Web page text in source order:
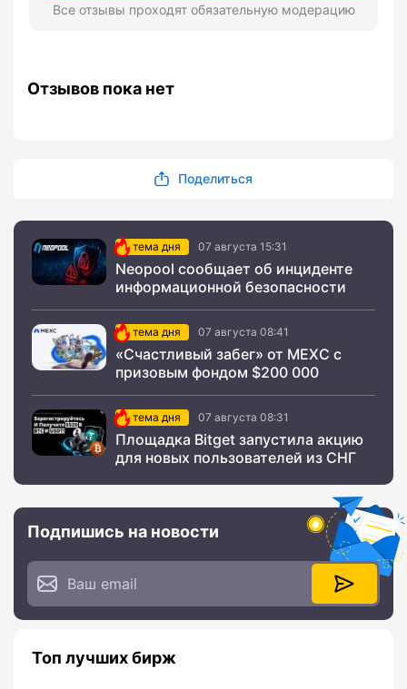
Все отзывы проходят обязательную модерацию
Отзывов пока нет
Поделиться
тема дня 07 августа 15:31
Neopool сообщает об инциденте
информационной безопасности
тема дня 07 августа 08:41
«Счастливый забег» от MEXC с
призовым фондом $200 000
тема дня 07 августа 08:31
Площадка Bitget запустила акцию
для новых пользователей из СНГ
Подпишись на новости
Топ лучших бирж